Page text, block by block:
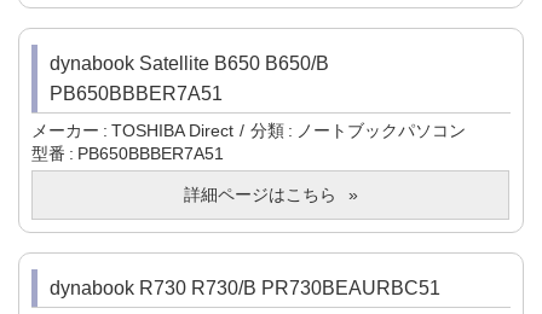
dynabook Satellite B650 B650/B
PB650BBBER7A51
メーカー TOSHIBA Direct 分類
ノートブックパソコン
型番
PB650BBBER7A51
詳細ページはこちら
dynabook R730 R730/B PR730BEAURBC51